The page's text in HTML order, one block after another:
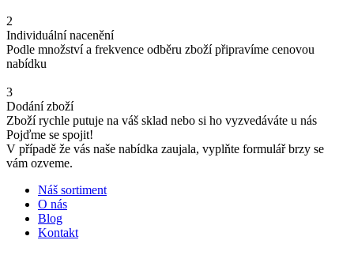
2
Individuální nacenění
Podle množství a frekvence odběru zboží připravíme cenovou
nabídku
3
Dodání zboží
Zboží rychle putuje na váš sklad nebo si ho vyzvedáváte u nás
Pojďme se spojit!
V případě že vás naše nabídka zaujala, vyplňte formulář brzy se
vám ozveme.
Náš sortiment
O nás
Blog
Kontakt